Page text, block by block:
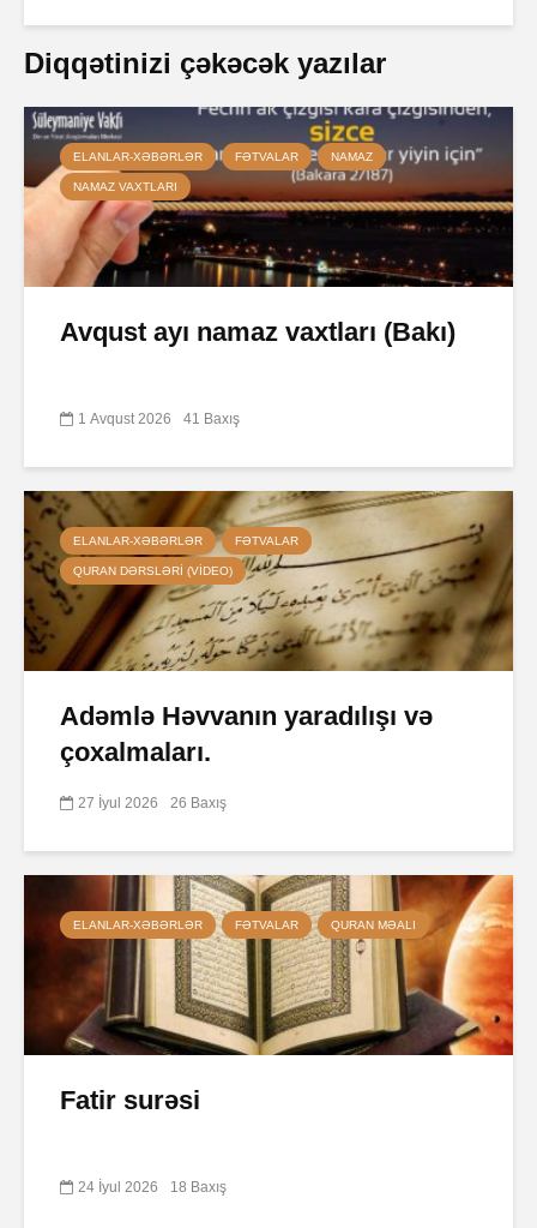
Diqqətinizi çəkəcək yazılar
ELANLAR-XƏBƏRLƏR FƏTVALAR NAMAZ
NAMAZ VAXTLARI
Avqust ayı namaz vaxtları (Bakı)
1 Avqust 2026 41 Baxış
ELANLAR-XƏBƏRLƏR FƏTVALAR
QURAN DƏRSLƏRI (VIDEO)
Adəmlə Həvvanın yaradılışı və
çoxalmaları.
27 İyul 2026 26 Baxış
ELANLAR-XƏBƏRLƏR FƏTVALAR QURAN MƏALI
Fatir surəsi
24 İyul 2026 18 Baxış